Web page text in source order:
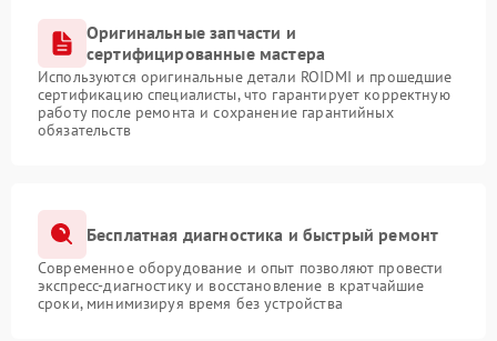
Оригинальные запчасти и
сертифицированные мастера
Используются оригинальные детали ROIDMI и прошедшие
сертификацию специалисты, что гарантирует корректную
работу после ремонта и сохранение гарантийных
обязательств
Бесплатная диагностика и быстрый ремонт
Современное оборудование и опыт позволяют провести
экспресс-диагностику и восстановление в кратчайшие
сроки, минимизируя время без устройства